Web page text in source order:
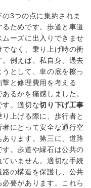
3つの点に集約されま
ためです。歩道と車道
ーズに出入りできませ
なく、乗り上げ時の衝
例えば、私自身、過去
として、車の底を擦っ
と修理費用を考える
るかを痛感しました。
す。適切な切り下げ工事
上げる際に、歩行者と
にとって安全な通行空
ります。第三に、道路
。歩道や縁石は公共の
いません。適切な手続
路の構造を保護し、公共
要があります。これら